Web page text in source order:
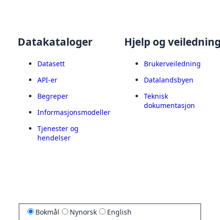
Datakataloger
Datasett
API-er
Begreper
Informasjonsmodeller
Tjenester og
hendelser
Hjelp og
Brukerveiledning
Datalandsbyen
Teknisk
dokumentasjon
Bokmål Nynorsk English